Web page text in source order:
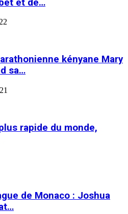
et de…
kényane Mary
sa…
rapide du monde,
de Monaco : Joshua